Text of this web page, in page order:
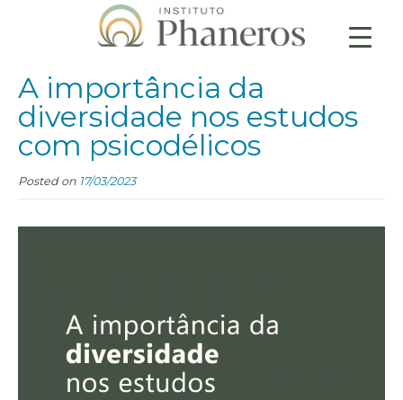
A importância da
diversidade nos estudos
com psicodélicos
Posted on 17/03/2023